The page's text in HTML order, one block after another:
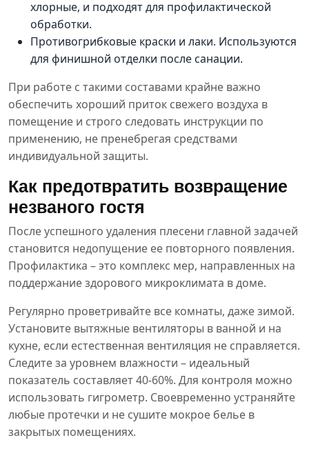
хлорные, и подходят для профилактической
обработки.
Противогрибковые краски и лаки. Используются
для финишной отделки после санации.
При работе с такими составами крайне важно
обеспечить хороший приток свежего воздуха в
помещение и строго следовать инструкции по
применению, не пренебрегая средствами
индивидуальной защиты.
Как предотвратить возвращение
незваного гостя
После успешного удаления плесени главной задачей
становится недопущение ее повторного появления.
Профилактика – это комплекс мер, направленных на
поддержание здорового микроклимата в доме.
Регулярно проветривайте все комнаты, даже зимой.
Установите вытяжные вентиляторы в ванной и на
кухне, если естественная вентиляция не справляется.
Следите за уровнем влажности – идеальный
показатель составляет 40-60%. Для контроля можно
использовать гигрометр. Своевременно устраняйте
любые протечки и не сушите мокрое белье в
закрытых помещениях.